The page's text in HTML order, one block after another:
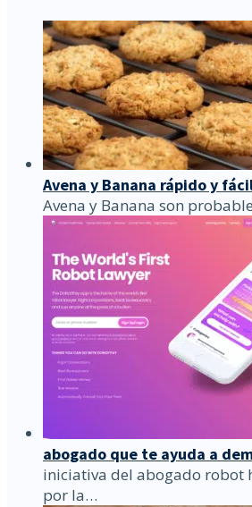
Avena y Banana rápido y
Avena y Banana son
abogado que te ayuda a
iniciativa del abogado robot
por la…